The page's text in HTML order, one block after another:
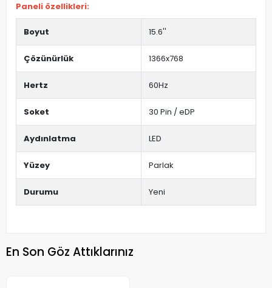
Paneli özellikleri:
Boyut 15.6''
Çözünürlük 1366x768
Hertz 60Hz
Soket 30 Pin / eDP
Aydınlatma LED
Yüzey Parlak
Durumu Yeni
En Son Göz Attıklarınız